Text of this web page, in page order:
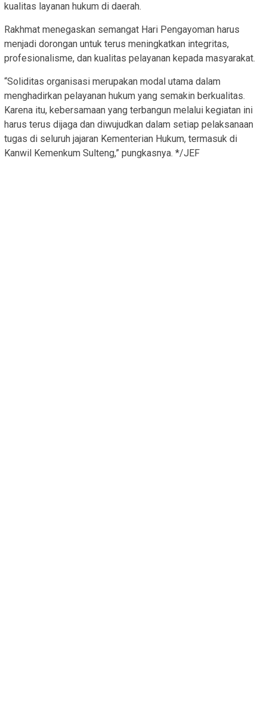
kualitas layanan hukum di daerah.
Rakhmat menegaskan semangat Hari Pengayoman harus
menjadi dorongan untuk terus meningkatkan integritas,
profesionalisme, dan kualitas pelayanan kepada masyarakat.
“Soliditas organisasi merupakan modal utama dalam
menghadirkan pelayanan hukum yang semakin berkualitas.
Karena itu, kebersamaan yang terbangun melalui kegiatan ini
harus terus dijaga dan diwujudkan dalam setiap pelaksanaan
tugas di seluruh jajaran Kementerian Hukum, termasuk di
Kanwil Kemenkum Sulteng,” pungkasnya. */JEF